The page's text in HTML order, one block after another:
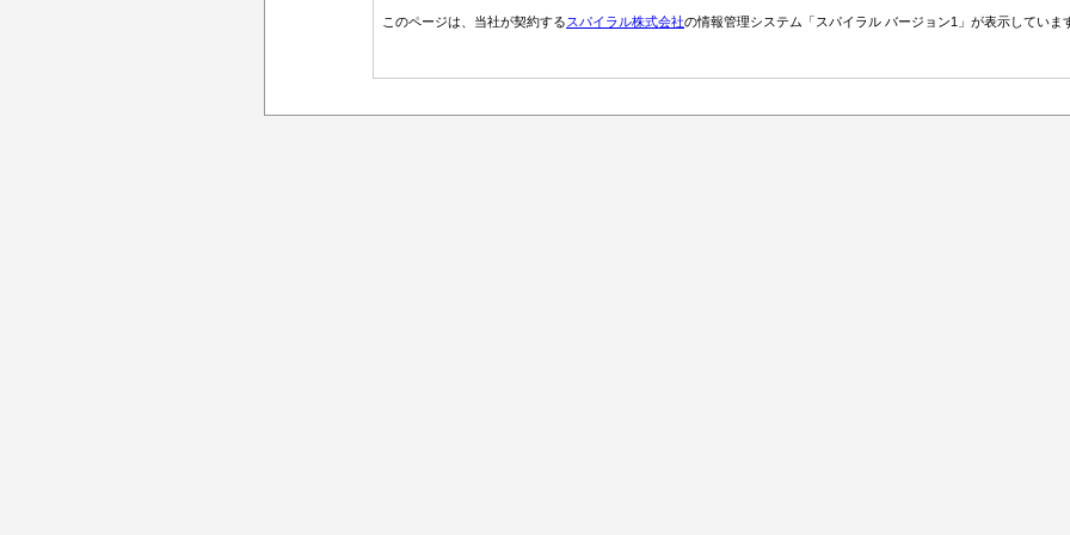
このページは、当社が契約するスパイラル株式会社の情報管理システム「スパイラル バージョン1」が表示していま